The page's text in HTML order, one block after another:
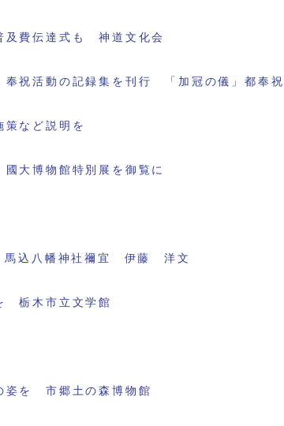
費伝達式も 神道文化会
祝活動の記録集を刊行 「加冠の儀」都奉祝
など説明を
大博物館特別展を御覧に
馬込八幡神社禰宜 伊藤 洋文
栃木市立文学館
姿を 市郷土の森博物館